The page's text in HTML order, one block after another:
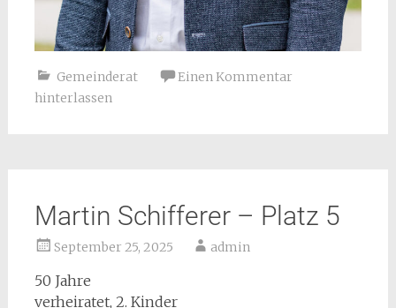
Gemeinderat
Einen Kommentar
hinterlassen
Martin Schifferer – Platz 5
September 25, 2025 admin
50 Jahre
verheiratet, 2. Kinder